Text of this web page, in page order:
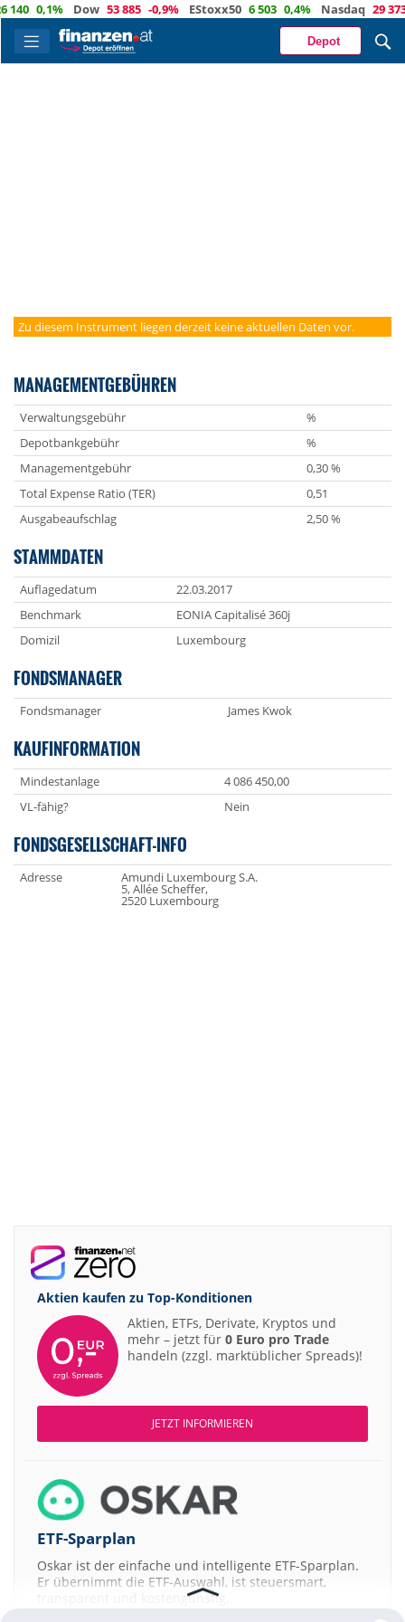
0,1% Dow 53 885 -0,9% EStoxx50 6 503 0,4% Nasdaq 29 373
Depot
Zu diesem Instrument liegen derzeit keine aktuellen Daten vor.
MANAGEMENTGEBÜHREN
Verwaltungsgebühr
%
Depotbankgebühr
%
Managementgebühr
0,30 %
Total Expense Ratio (TER)
0,51
Ausgabeaufschlag
2,50 %
STAMMDATEN
Auflagedatum
22.03.2017
Benchmark
EONIA Capitalisé 360j
Domizil
Luxembourg
FONDSMANAGER
Fondsmanager James Kwok
KAUFINFORMATION
Mindestanlage
4 086 450,00
VL-fähig?
Nein
FONDSGESELLSCHAFT-INFO
Adresse Amundi Luxembourg S.A.
5, Allée Scheffer,
2520 Luxembourg
Aktien kaufen zu Top-Konditionen
Aktien, ETFs, Derivate, Kryptos und
mehr – jetzt für 0 Euro pro Trade
handeln (zzgl. marktüblicher Spreads)!
JETZT INFORMIEREN
ETF-Sparplan
Oskar ist der einfache und intelligente ETF-Sparplan.
Er übernimmt die ETF-Auswahl, ist steuersmart,
transparent und kostengünstig.